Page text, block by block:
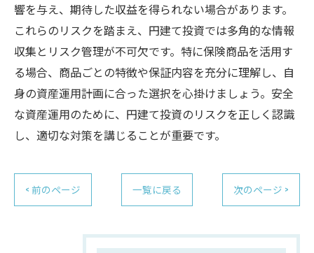
響を与え、期待した収益を得られない場合があります。
これらのリスクを踏まえ、円建て投資では多角的な情報
収集とリスク管理が不可欠です。特に保険商品を活用す
る場合、商品ごとの特徴や保証内容を充分に理解し、自
身の資産運用計画に合った選択を心掛けましょう。安全
な資産運用のために、円建て投資のリスクを正しく認識
し、適切な対策を講じることが重要です。
< 前のページ 一覧に戻る 次のページ >